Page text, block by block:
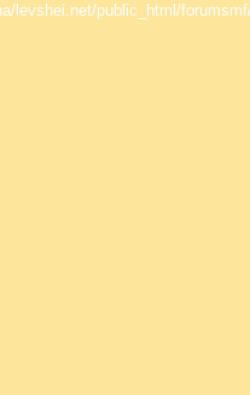
levshei.net/public_html/